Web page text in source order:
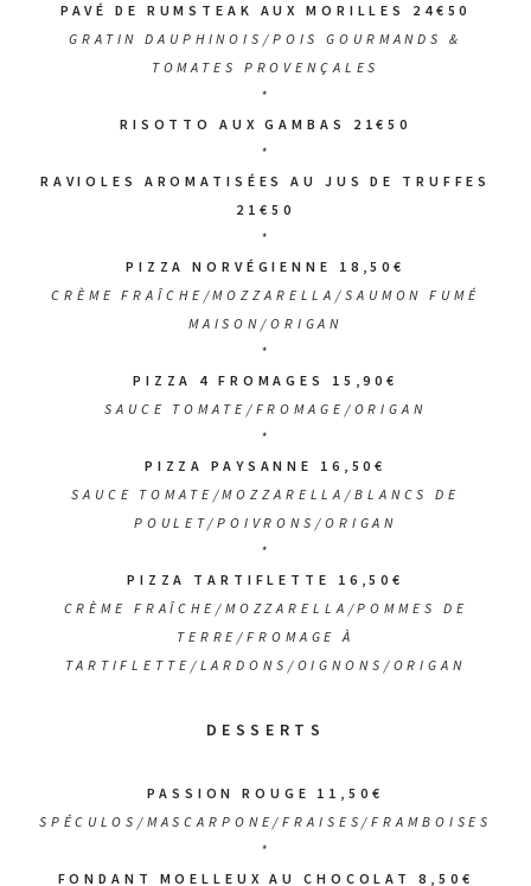
PAVÉ DE RUMSTEAK AUX MORILLES 24€50
GRATIN DAUPHINOIS/POIS GOURMANDS &
TOMATES PROVENÇALES
*
RISOTTO AUX GAMBAS 21€50
*
RAVIOLES AROMATISÉES AU JUS DE TRUFFES
21€50
*
PIZZA NORVÉGIENNE 18,50€
CRÈME FRAÎCHE/MOZZARELLA/SAUMON FUMÉ
MAISON/ORIGAN
*
PIZZA 4 FROMAGES 15,90€
SAUCE TOMATE/FROMAGE/ORIGAN
*
PIZZA PAYSANNE 16,50€
SAUCE TOMATE/MOZZARELLA/BLANCS DE
POULET/POIVRONS/ORIGAN
*
PIZZA TARTIFLETTE 16,50€
CRÈME FRAÎCHE/MOZZARELLA/POMMES DE
TERRE/FROMAGE À
TARTIFLETTE/LARDONS/OIGNONS/ORIGAN
DESSERTS
PASSION ROUGE 11,50€
SPÉCULOS/MASCARPONE/FRAISES/FRAMBOISES
*
FONDANT MOELLEUX AU CHOCOLAT 8,50€